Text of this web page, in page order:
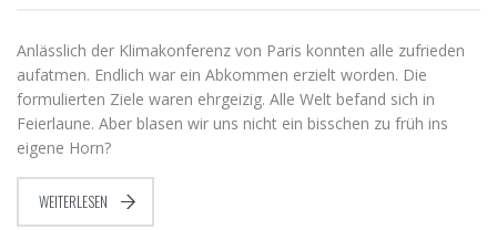
Anlässlich der Klimakonferenz von Paris konnten alle zufrieden
aufatmen. Endlich war ein Abkommen erzielt worden. Die
formulierten Ziele waren ehrgeizig. Alle Welt befand sich in
Feierlaune. Aber blasen wir uns nicht ein bisschen zu früh ins
eigene Horn?
WEITERLESEN